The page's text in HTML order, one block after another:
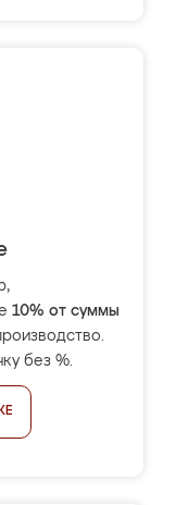
10% от суммы
без %.